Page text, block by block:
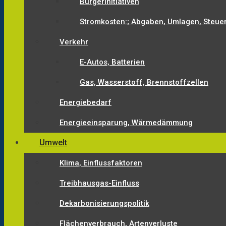
Stromkosten:; Abgaben, Umlagen,
Verkehr
E-Autos, Batterien
Gas, Wasserstoff, Brennstoffzellen
Energiebedarf
Energieeinsparung, Wärmedämmung
Umwelt
Klima, Einflussfaktoren
Treibhausgas-Einfluss
Dekarbonisierungspolitik
Flächenverbrauch, Artenverluste